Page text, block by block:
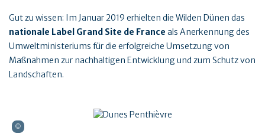
Gut zu wissen: Im Januar 2019 erhielten die Wilden Dünen das
nationale Label Grand Site de France als Anerkennung des
Umweltministeriums für die erfolgreiche Umsetzung von
Maßnahmen zur nachhaltigen Entwicklung und zum Schutz von
Landschaften.